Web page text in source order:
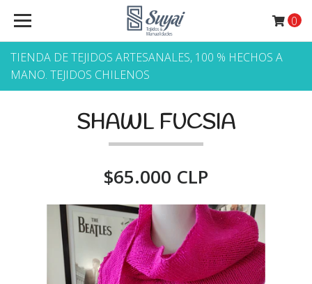
TIENDA DE TEJIDOS ARTESANALES, 100 % HECHOS A
MANO. TEJIDOS CHILENOS
0
SHAWL FUCSIA
$65.000 CLP